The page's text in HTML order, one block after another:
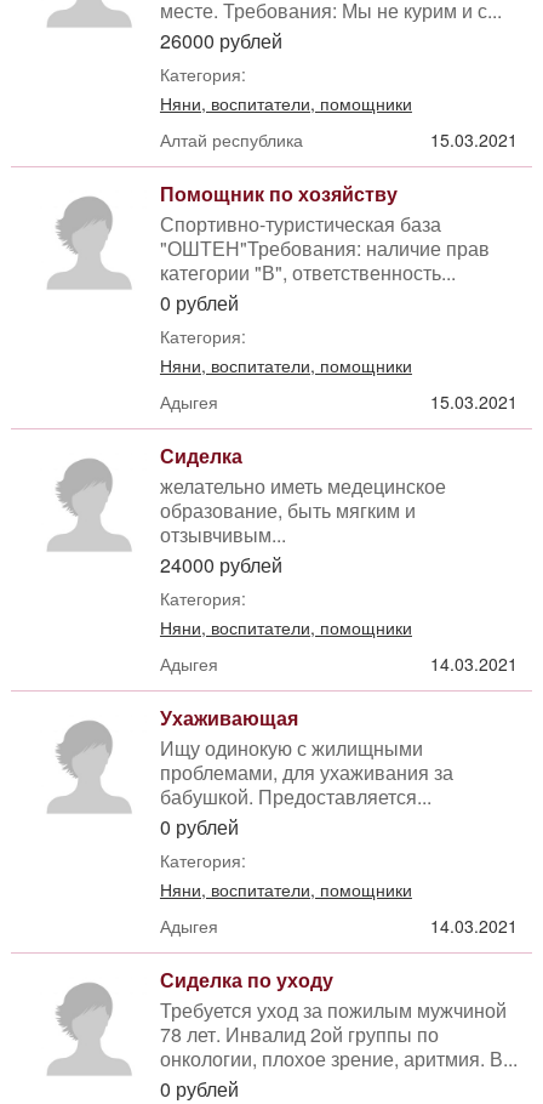
месте. Требования: Мы не курим и с...
26000 рублей
Категория:
Няни, воспитатели, помощники
Алтай республика
15.03.2021
Помощник по хозяйству
Спортивно-туристическая база
"ОШТЕН"Требования: наличие прав
категории "В", ответственность...
0 рублей
Категория:
Няни, воспитатели, помощники
Адыгея
15.03.2021
Сиделка
желательно иметь медецинское
образование, быть мягким и
отзывчивым...
24000 рублей
Категория:
Няни, воспитатели, помощники
Адыгея
14.03.2021
Ухаживающая
Ищу одинокую с жилищными
проблемами, для ухаживания за
бабушкой. Предоставляется...
0 рублей
Категория:
Няни, воспитатели, помощники
Адыгея
14.03.2021
Сиделка по уходу
Требуется уход за пожилым мужчиной
78 лет. Инвалид 2ой группы по
онкологии, плохое зрение, аритмия. В...
0 рублей